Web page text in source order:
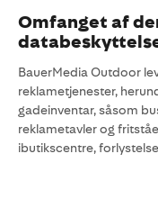
Omfanget af
BauerMedia Outdoor
reklametjenester,
gadeinventar, såsom
reklametavler og
ibutikscentre,